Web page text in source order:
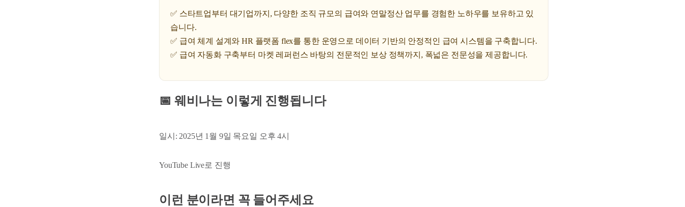
✅ 스타트업부터 대기업까지, 다양한 조직 규모의 급여와 연말정산 업무를 경험한 노하우를 보유하고 있
습니다.
✅ 급여 체계 설계와 HR 플랫폼 flex를 통한 운영으로 데이터 기반의 안정적인 급여 시스템을 구축합니다.
✅ 급여 자동화 구축부터 마켓 레퍼런스 바탕의 전문적인 보상 정책까지, 폭넓은 전문성을 제공합니다.
📅 웨비나는 이렇게 진행됩니다
일시: 2025년 1월 9일 목요일 오후 4시
YouTube Live로 진행
이런 분이라면 꼭 들어주세요